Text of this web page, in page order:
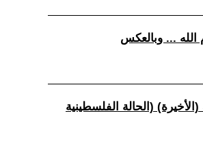
(الأخيرة) (الحالة الفلسطينية